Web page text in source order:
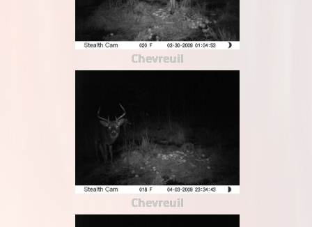
Chevreuil
Chevreuil